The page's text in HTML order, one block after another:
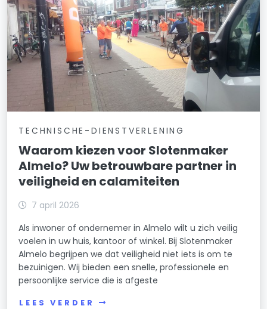
TECHNISCHE-DIENSTVERLENING
Waarom kiezen voor Slotenmaker
Almelo? Uw betrouwbare partner in
veiligheid en calamiteiten
7 april 2026
Als inwoner of ondernemer in Almelo wilt u zich veilig
voelen in uw huis, kantoor of winkel. Bij Slotenmaker
Almelo begrijpen we dat veiligheid niet iets is om te
bezuinigen. Wij bieden een snelle, professionele en
persoonlijke service die is afgeste
LEES VERDER